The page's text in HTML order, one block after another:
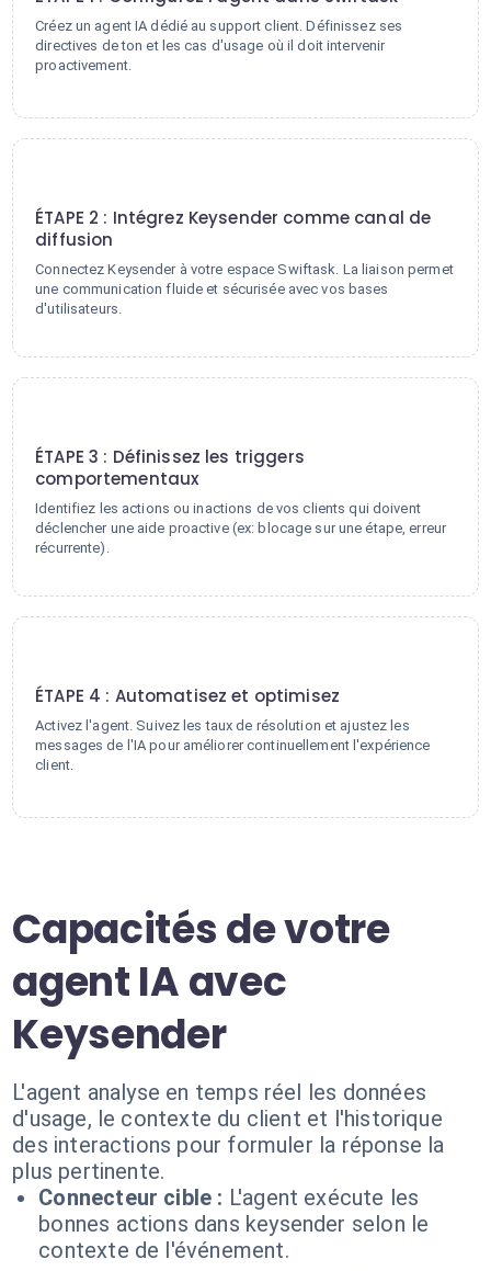
Créez un agent IA dédié au support client. Définissez ses
directives de ton et les cas d'usage où il doit intervenir
proactivement.
ÉTAPE 2 : Intégrez Keysender comme canal de
diffusion
Connectez Keysender à votre espace Swiftask. La liaison permet
une communication fluide et sécurisée avec vos bases
d'utilisateurs.
ÉTAPE 3 : Définissez les triggers
comportementaux
Identifiez les actions ou inactions de vos clients qui doivent
déclencher une aide proactive (ex: blocage sur une étape, erreur
récurrente).
ÉTAPE 4 : Automatisez et optimisez
Activez l'agent. Suivez les taux de résolution et ajustez les
messages de l'IA pour améliorer continuellement l'expérience
client.
Capacités de votre
agent IA avec
Keysender
L'agent analyse en temps réel les données
d'usage, le contexte du client et l'historique
des interactions pour formuler la réponse la
plus pertinente.
Connecteur cible : L'agent exécute les
bonnes actions dans keysender selon le
contexte de l'événement.